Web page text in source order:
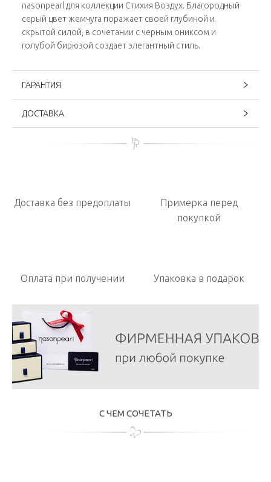
nasonpearl для коллекции Стихия Воздух. Благородный
серый цвет жемчуга поражает своей глубиной и
скрытой силой, в сочетании с черным ониксом и
голубой бирюзой создает элегантный стиль.
ГАРАНТИЯ
ДОСТАВКА
Доставка без предоплаты
Примерка перед
покупкой
Оплата при получении Упаковка в подарок
С ЧЕМ СОЧЕТАТЬ